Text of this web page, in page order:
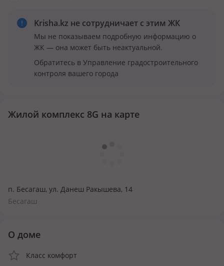
Krisha.kz не сотрудничает с этим ЖК
Мы не показываем подробную информацию о
ЖК — она может быть неактуальной.
Обратитесь в Управление градостроительного
контроля вашего города
Жилой комплекс 8G на карте
п. Бесагаш, ул. Данеш Ракышева, 14
Бесагаш
О доме
Класс комфорт